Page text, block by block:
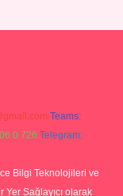
Teams:
0 726 Telegram:
Bilgi Teknolojileri ve
Yer Sağlayıcı olarak